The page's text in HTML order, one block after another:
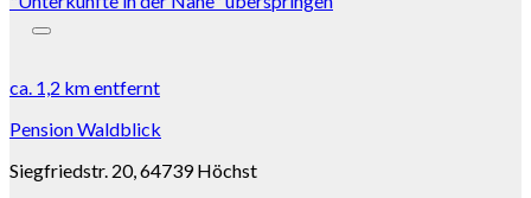
ca. 1,2 kmentfernt
Pension Waldblick
Siegfriedstr. 20, 64739 Höchst